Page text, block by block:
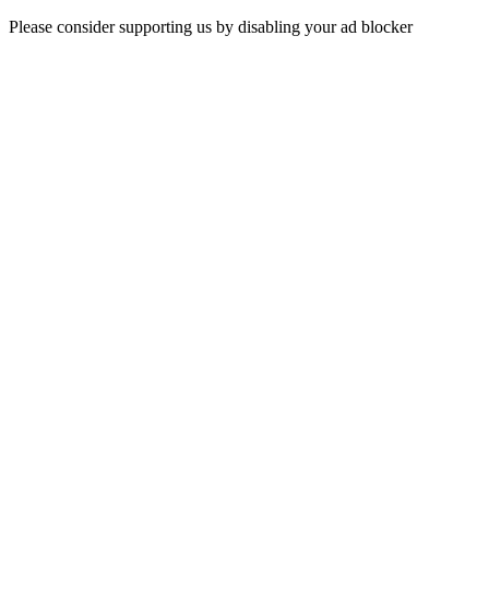
Please consider supporting us by disabling your ad blocker